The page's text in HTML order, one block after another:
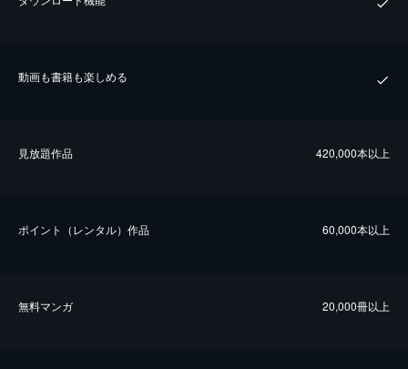
動画も書籍も楽しめる
⾒放題作品 420,000本以上
ポイント（レンタル）作品 60,000本以上
無料マンガ 20,000冊以上